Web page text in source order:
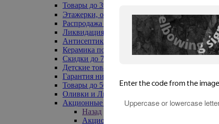
Товары до 399₽
Этажерки, обувницы
Распродажа текстиля до -50%
Ликвидация до -70%
Антисептики
Керамика по 129 руб
Скидки до 70%
Детские товары
Гарантия низкой цены
Товары до 500 руб
Оливки и Лимоны
Акционные товары
Назад
Акционные товары